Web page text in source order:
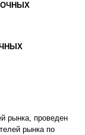
рынка, проведен
рынка по